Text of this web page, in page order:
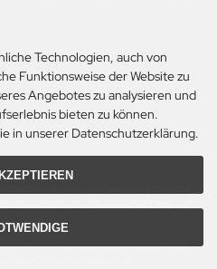
. Die durchgestrichenen Preise
Technologien, auch von
Funktionsweise der Website zu
Angebotes zu analysieren und
bieten zu können.
in unserer Datenschutzerklärung.